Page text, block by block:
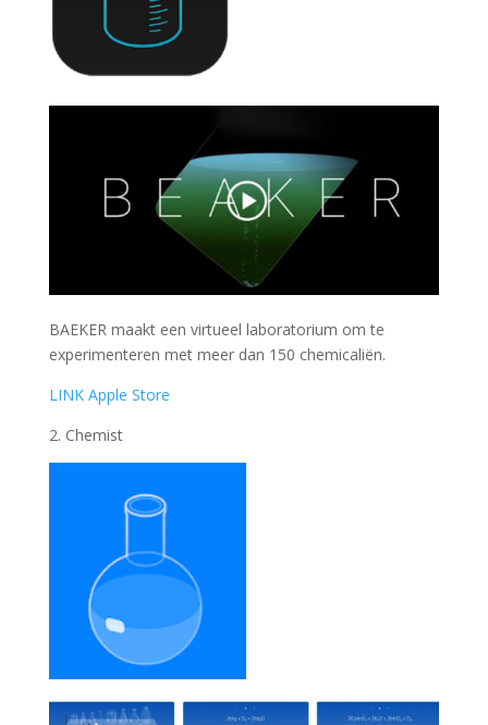
BAEKER maakt een virtueel laboratorium om te
experimenteren met meer dan 150 chemicaliën.
LINK Apple Store
2. Chemist